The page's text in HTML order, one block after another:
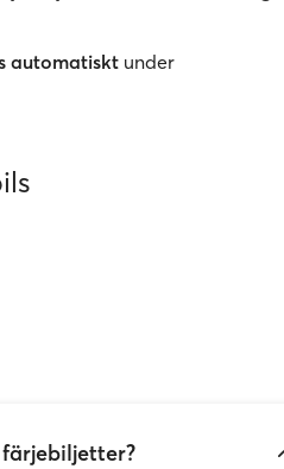
automatiskt under